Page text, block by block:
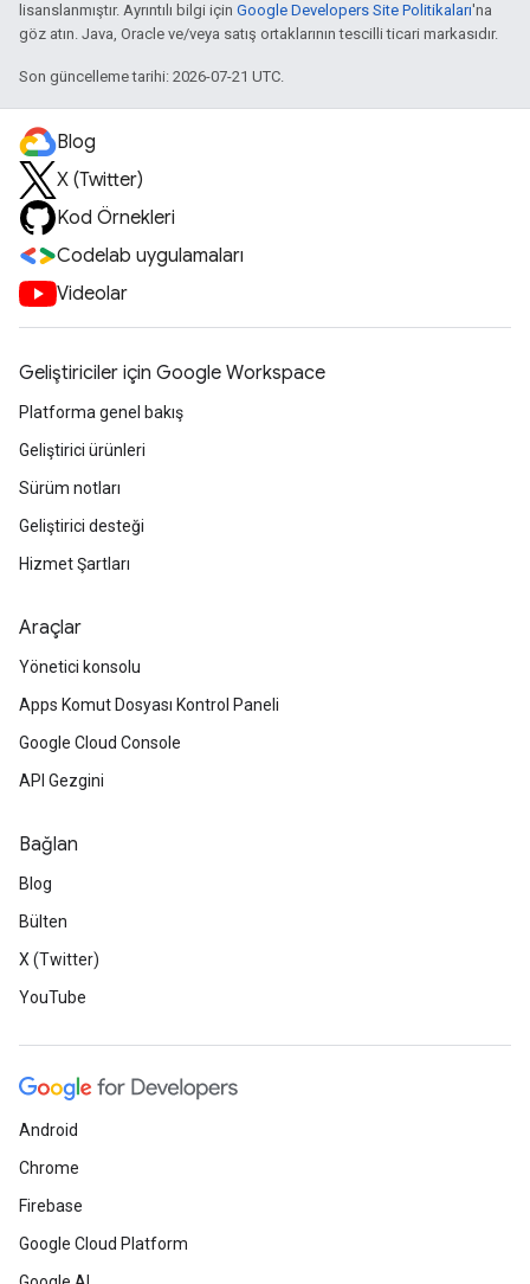
lisanslanmıştır. Ayrıntılı bilgi için Google Developers Site Politikaları'na
göz atın. Java, Oracle ve/veya satış ortaklarının tescilli ticari markasıdır.
Son güncelleme tarihi: 2026-07-21 UTC.
Blog
X (Twitter)
Kod Örnekleri
Codelab uygulamaları
Videolar
Geliştiriciler için Google Workspace
Platforma genel bakış
Geliştirici ürünleri
Sürüm notları
Geliştirici desteği
Hizmet Şartları
Araçlar
Yönetici konsolu
Apps Komut Dosyası Kontrol Paneli
Google Cloud Console
API Gezgini
Bağlan
Blog
Bülten
X (Twitter)
YouTube
Android
Chrome
Firebase
Google Cloud Platform